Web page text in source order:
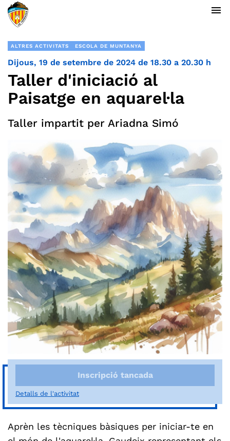
menu
ALTRES ACTIVITATS ESCOLA DE MUNTANYA
Dijous, 19 de setembre de 2024 de 18.30 a 20.30 h
Taller d'iniciació al
Paisatge en aquarel·la
Taller impartit per Ariadna Simó
Inscripció tancada
Detalls de l'activitat
Aprèn les tècniques bàsiques per iniciar-te en